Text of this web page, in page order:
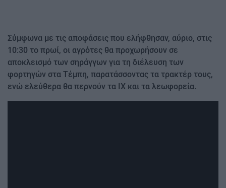
Σύμφωνα με τις αποφάσεις που ελήφθησαν, αύριο, στις
10:30 το πρωί, οι αγρότες θα προχωρήσουν σε
αποκλεισμό των σηράγγων για τη διέλευση των
φορτηγών στα Τέμπη, παρατάσσοντας τα τρακτέρ τους,
ενώ ελεύθερα θα περνούν τα ΙΧ και τα λεωφορεία.